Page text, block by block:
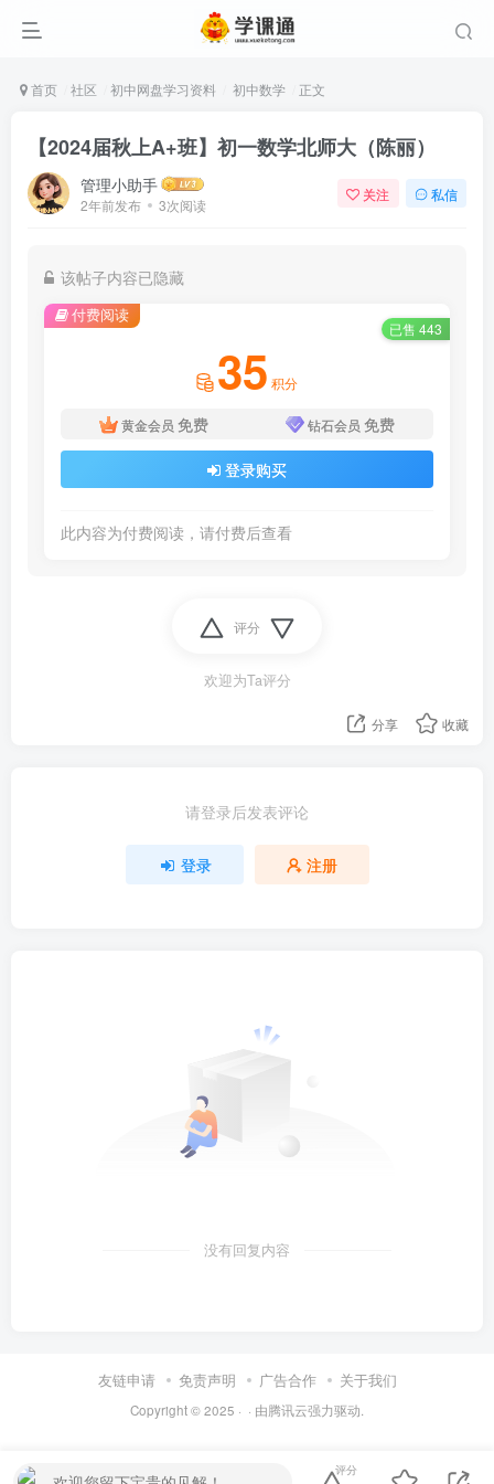
首页 社区 初中网盘学习资料 初中数学 正文
【2024届秋上A+班】初一数学北师大（陈丽）
管理小助手
2年前发布 3次阅读
关注 私信
该帖子内容已隐藏
付费阅读
已售 443
35 积分
黄金会员 免费 钻石会员 免费
登录购买
此内容为付费阅读，请付费后查看
评分
欢迎为Ta评分
分享 收藏
请登录后发表评论
登录 注册
没有回复内容
友链申请 免责声明 广告合作 关于我们
Copyright © 2025 · · 由腾讯云强力驱动.
评分